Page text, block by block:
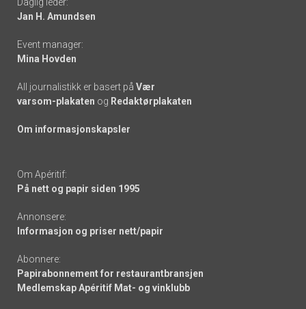
links
Jan H. Amundsen
Event manager:
Mina Hovden
All journalistikk er basert på Vær
varsom-plakaten og Redaktørplakaten
Om informasjonskapsler
Om Apéritif:
På nett og papir siden 1995
Annonsere:
Informasjon og priser nett/papir
Abonnere:
Papirabonnement for restaurantbransjen
Medlemskap Apéritif Mat- og vinklubb